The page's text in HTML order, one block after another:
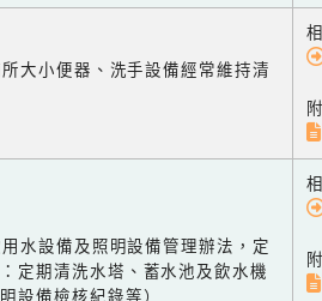
大小便器、洗手設備經常維持清
水設備及照明設備管理辦法，定
定期清洗水塔、蓄水池及飲水機
設備檢核紀錄等）